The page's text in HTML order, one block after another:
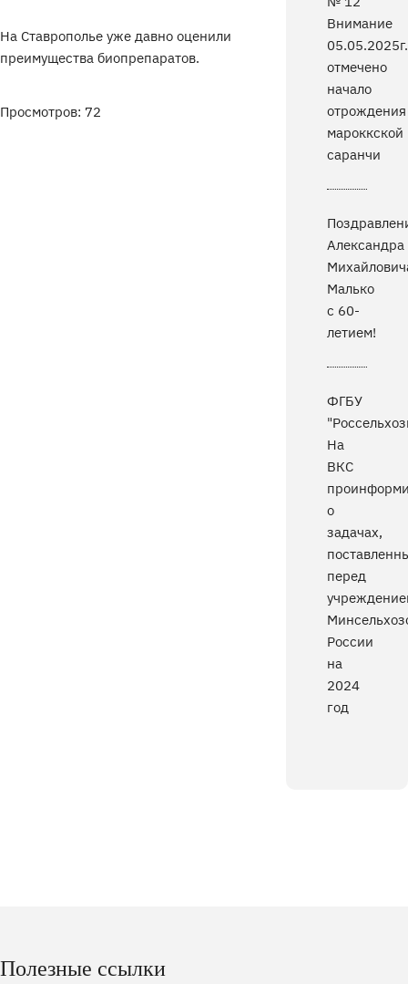
На Ставрополье уже давно оценили
преимущества биопрепаратов.
Просмотров: 72
Внимание
05.05.2025г.
отмечено
начало
отрождения
мароккской
саранчи
Александра
Малько
с 60-
летием!
ФГБУ
На
ВКС
о
задачах,
перед
России
на
2024
год
Полезные ссылки